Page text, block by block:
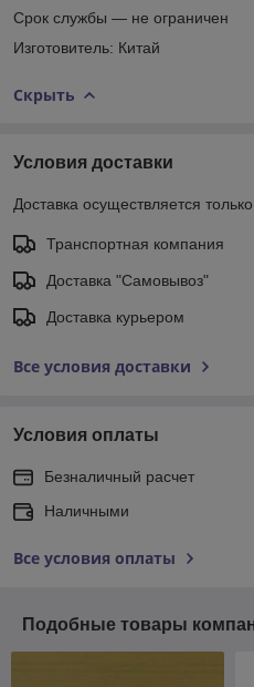
Срок службы ― не ограничен
Изготовитель: Китай
Скрыть
Условия доставки
Доставка осуществляется
Транспортная компания
Доставка "Самовывоз"
Доставка курьером
Все условия доставки
Условия оплаты
Безналичный расчет
Наличными
Все условия оплаты
Подобные товары